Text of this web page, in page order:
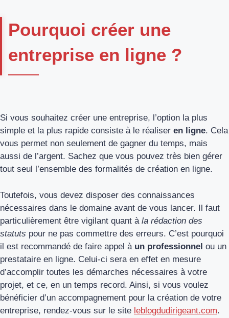
Pourquoi créer une
entreprise en ligne ?
Si vous souhaitez créer une entreprise, l’option la plus
simple et la plus rapide consiste à le réaliser en ligne. Cela
vous permet non seulement de gagner du temps, mais
aussi de l’argent. Sachez que vous pouvez très bien gérer
tout seul l’ensemble des formalités de création en ligne.
Toutefois, vous devez disposer des connaissances
nécessaires dans le domaine avant de vous lancer. Il faut
particulièrement être vigilant quant à la rédaction des
statuts pour ne pas commettre des erreurs. C’est pourquoi
il est recommandé de faire appel à un professionnel ou un
prestataire en ligne. Celui-ci sera en effet en mesure
d’accomplir toutes les démarches nécessaires à votre
projet, et ce, en un temps record. Ainsi, si vous voulez
bénéficier d’un accompagnement pour la création de votre
entreprise, rendez-vous sur le site leblogdudirigeant.com.